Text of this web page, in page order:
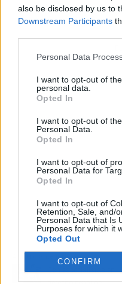
also be disclosed by us to
Downstream Participants
Personal Data
I want to opt-out of
personal data.
Opted In
I want to opt-out of
Personal Data.
Opted In
I want to opt-out of
Personal Data for
Opted In
I want to opt-out of
Retention, Sale, and/
Personal Data that Is
Purposes for which it
Opted Out
CONFIRM
Artículo anterior
Con especialistas en